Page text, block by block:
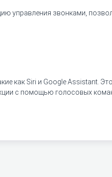
управления звонками,
как Siri и Google Assistant.
с помощью голосовых